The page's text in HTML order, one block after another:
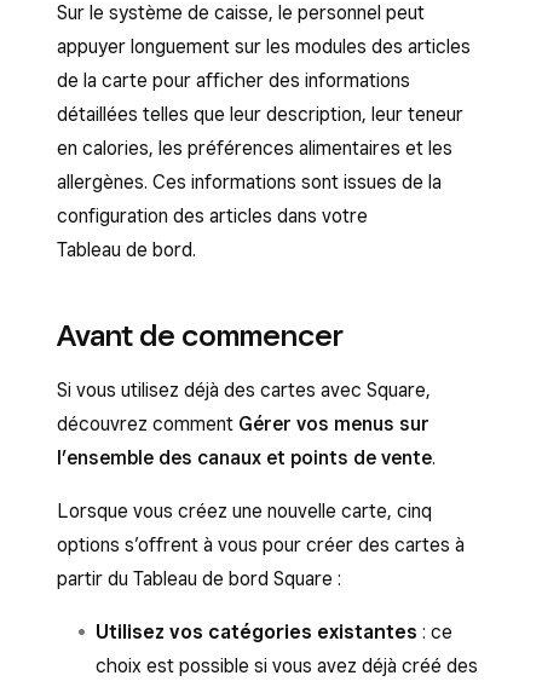
Sur le système de caisse, le personnel peut
appuyer longuement sur les modules des articles
de la carte pour afficher des informations
détaillées telles que leur description, leur teneur
en calories, les préférences alimentaires et les
allergènes. Ces informations sont issues de la
configuration des articles dans votre
Tableau de bord.
Avant de commencer
Si vous utilisez déjà des cartes avec Square,
découvrez comment Gérer vos menus sur
l’ensemble des canaux et points de vente.
Lorsque vous créez une nouvelle carte, cinq
options s’offrent à vous pour créer des cartes à
partir du Tableau de bord Square :
Utilisez vos catégories existantes : ce
choix est possible si vous avez déjà créé des